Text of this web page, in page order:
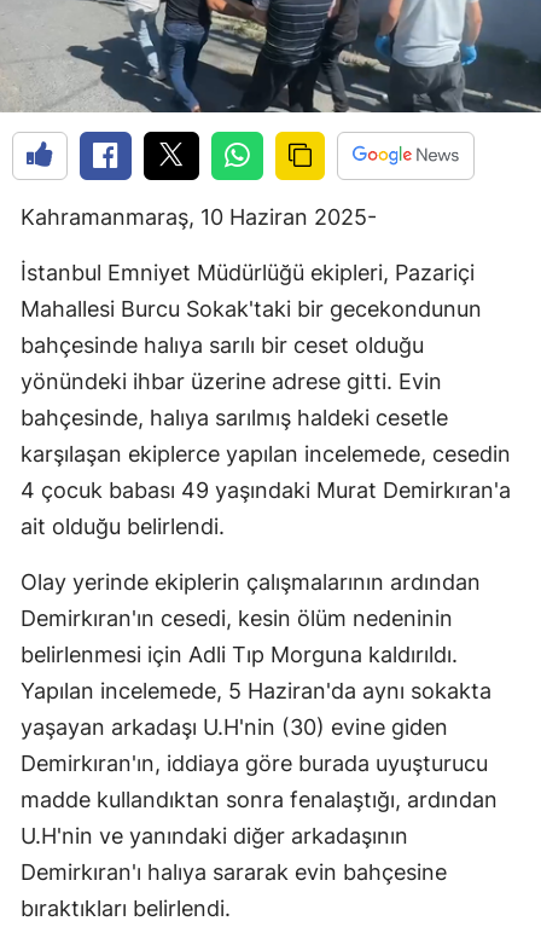
Kahramanmaraş, 10 Haziran 2025-
İstanbul Emniyet Müdürlüğü ekipleri, Pazariçi
Mahallesi Burcu Sokak'taki bir gecekondunun
bahçesinde halıya sarılı bir ceset olduğu
yönündeki ihbar üzerine adrese gitti. Evin
bahçesinde, halıya sarılmış haldeki cesetle
karşılaşan ekiplerce yapılan incelemede, cesedin
4 çocuk babası 49 yaşındaki Murat Demirkıran'a
ait olduğu belirlendi.
Olay yerinde ekiplerin çalışmalarının ardından
Demirkıran'ın cesedi, kesin ölüm nedeninin
belirlenmesi için Adli Tıp Morguna kaldırıldı.
Yapılan incelemede, 5 Haziran'da aynı sokakta
yaşayan arkadaşı U.H'nin (30) evine giden
Demirkıran'ın, iddiaya göre burada uyuşturucu
madde kullandıktan sonra fenalaştığı, ardından
U.H'nin ve yanındaki diğer arkadaşının
Demirkıran'ı halıya sararak evin bahçesine
bıraktıkları belirlendi.